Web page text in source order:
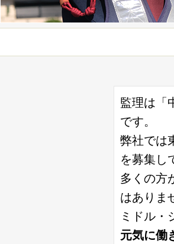
監理は「
です。
弊社では
を募集し
多くの方
はありま
ミドル・
元気に働